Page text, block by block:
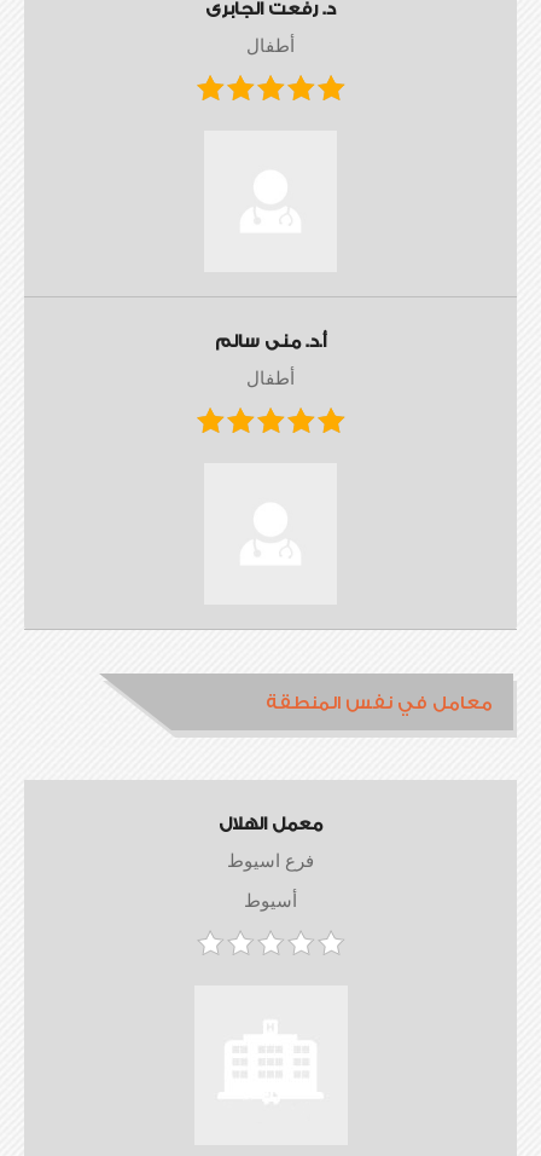
د. رفعت الجابرى
أطفال
أ.د. منى سالم
أطفال
معامل في نفس المنطقة
معمل الهلال
فرع اسيوط
أسيوط